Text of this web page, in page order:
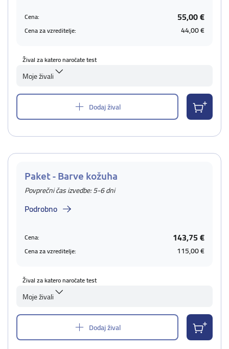
Cena: 55,00 €
Cena za vzreditelje: 44,00 €
Žival za katero naročate test
Moje živali
Dodaj žival
Paket - Barve kožuha
Povprečni čas izvedbe: 5-6 dni
Podrobno
Cena: 143,75 €
Cena za vzreditelje: 115,00 €
Žival za katero naročate test
Moje živali
Dodaj žival